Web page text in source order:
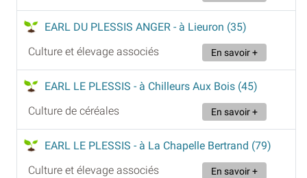
EARL DU PLESSIS ANGER - à Lieuron (35)
Culture et élevage associés
En savoir +
EARL LE PLESSIS - à Chilleurs Aux Bois (45)
Culture de céréales
En savoir +
EARL LE PLESSIS - à La Chapelle Bertrand (79)
Culture et élevage associés
En savoir +